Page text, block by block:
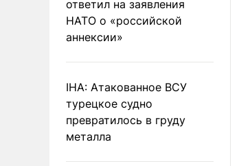
ответил на заявления
НАТО о «российской
аннексии»
IHA: Атакованное ВСУ
турецкое судно
превратилось в груду
металла